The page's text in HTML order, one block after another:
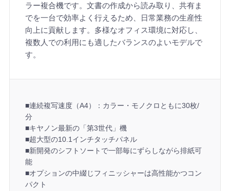
ラー複合機です。文書の作成から読み取り、共有ま
でを一台で効率よく行えるため、日常業務の生産性
向上に貢献します。多様なオフィス環境に対応し、
複数人での利用にも適したバランスのよいモデルで
す。
■連続複写速度（A4）：カラー・モノクロともに30枚/
分
■キヤノン最新の「第3世代」機
■超大型の10.1インチタッチパネル
■新開発のシフトソートで一部毎にずらしながら排紙可
能
■オプションの中綴じフィニッシャーは高性能かつコン
パクト